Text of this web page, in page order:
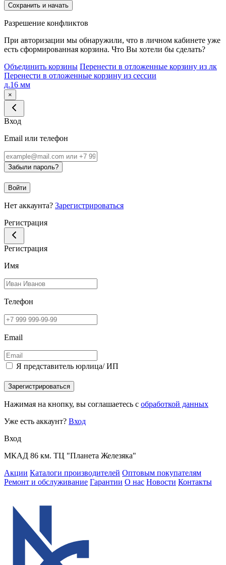
Сохранить и начать
Разрешение конфликтов
При авторизации мы обнаружили, что в личном кабинете уже
есть сформированная корзина. Что Вы хотели бы сделать?
Объединить корзины Перенести в отложенные корзину из лк
Перенести в отложенные корзину из сессии
д.16 мм
×
Вход
Email или телефон
Забыли пароль?
Войти
Нет аккаунта? Зарегистрироваться
Регистрация
Регистрация
Имя
Телефон
Email
Я представитель юрлица/ ИП
Зарегистрироваться
Нажимая на кнопку, вы соглашаетесь с обработкой данных
Уже есть аккаунт? Вход
Вход
МКАД 86 км. ТЦ "Планета Железяка"
Акции Каталоги производителей Оптовым покупателям
Ремонт и обслуживание Гарантии О нас Новости Контакты